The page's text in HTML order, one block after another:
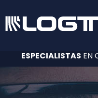
ESPECIALISTAS EN